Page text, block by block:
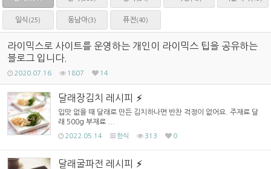
일식 (25) 동남아(3) 퓨전 (40)
라이믹스로 사이트를 운영하는 개인이 라이믹스 팁을 공유하는
블로그 입니다.
2020.07.16 1807 14
달래장김치 레시피
입맛 없을 때 달래로 만든 김치하나면 반찬 걱정이 없어요. 주재료 달
래 500g 부재료 ...
2022.05.14 한식 313 0
달래굴파전 레시피